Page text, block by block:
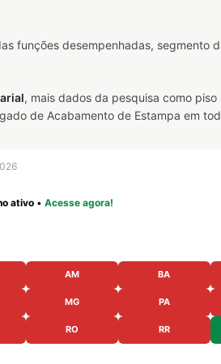
funções desempenhadas,
, mais dados da pesquisa como
de Acabamento de Estampa em
ativo • Acesse agora!
AM BA
MG PA
RO RR